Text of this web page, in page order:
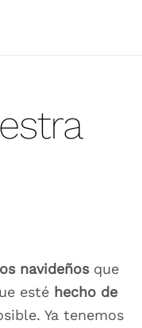
navideñosque
esté hecho de
Ya tenemos